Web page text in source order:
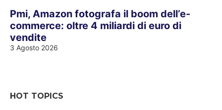
Pmi, Amazon fotografa il boom dell’e-
commerce: oltre 4 miliardi di euro di
vendite
3 Agosto 2026
HOT TOPICS